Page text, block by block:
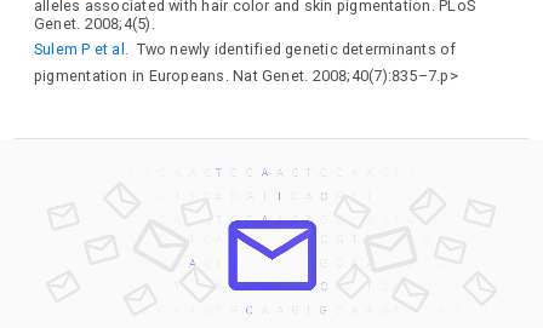
alleles associated with hair color and skin pigmentation. PLoS
Genet. 2008;4(5).
Sulem P et al. Two newly identified genetic determinants of
pigmentation in Europeans. Nat Genet. 2008;40(7):835–7.p>